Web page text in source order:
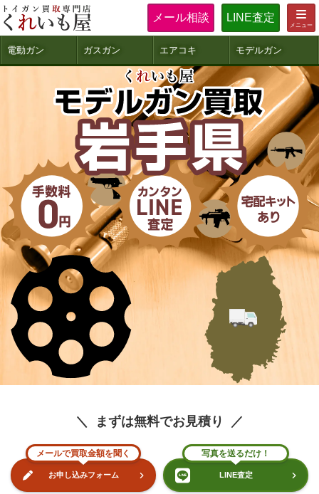
電動ガン ガスガン エアコキ モデルガン
まずは無料でお見積り
メールで買取金額を聞く
お申し込みフォーム
写真を送るだけ！
LINE査定
メール相談 LINE査定